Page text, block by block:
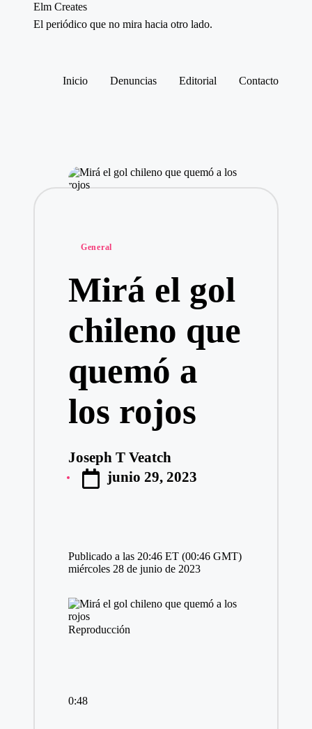
Elm Creates
El periódico que no mira hacia otro lado.
Inicio Denuncias Editorial Contacto
Publicado
General
Mirá el gol
chileno que
quemó a
los rojos
Publicado
por
Joseph T Veatch
junio 29, 2023
Publicado a las 20:46 ET (00:46 GMT)
miércoles 28 de junio de 2023
Reproducción
0:48